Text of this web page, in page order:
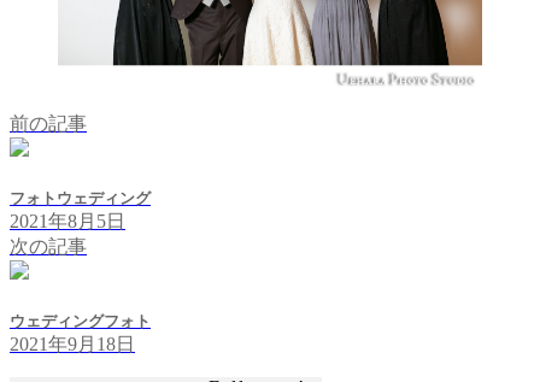
前の記事
フォトウェディング
2021年8月5日
次の記事
ウェディングフォト
2021年9月18日